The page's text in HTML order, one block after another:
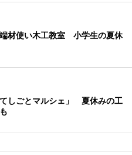
材使い木工教室 小学生の夏休
しごとマルシェ」 夏休みの工